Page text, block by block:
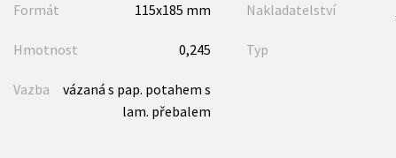
Formát 115x185 mm Nakladatelství
Hmotnost 0,245 Typ
Vazba
vázaná s pap. potahem s
lam. přebalem